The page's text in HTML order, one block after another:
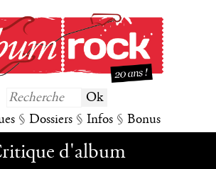
§ Dossiers § Infos § Bonus
d'album